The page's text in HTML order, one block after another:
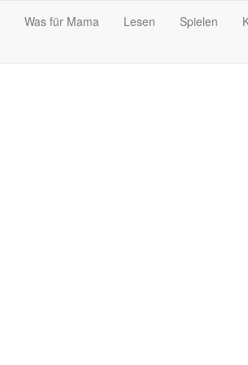
Was für Mama Lesen Spielen